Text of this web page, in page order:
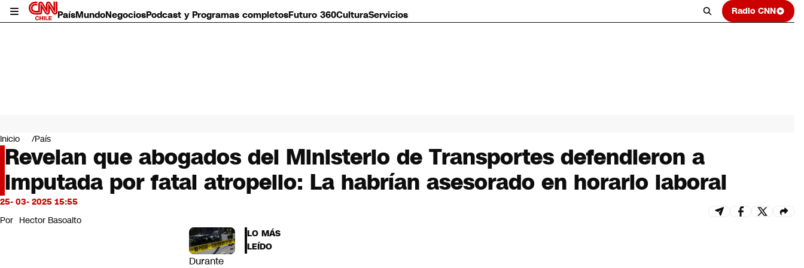
PaísMundoNegociosPodcast y Programas completosFuturo 360CulturaServicios Radio CNN
Mundo
Negocios
Deportes
Programas completos
Cultura
Servicios
Bits
CNN Data
Inicio País
Revelan que abogados del Ministerio de Transportes defendieron a
imputada por fatal atropello: La habrían asesorado en horario laboral
25- 03- 2025 15:55
Por Hector Basoalto
Durante
LO MÁS
LEÍDO